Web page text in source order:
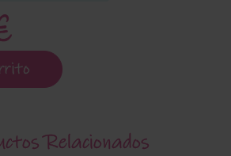
Relacionados